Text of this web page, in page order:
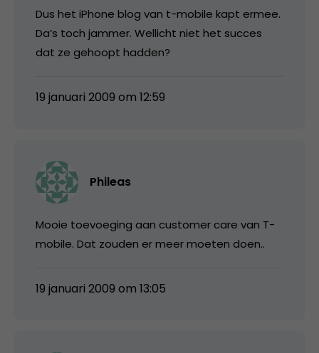
Dus het iPhone blog van t-mobile kapt ermee.
Da’s toch jammer. Wellicht niet het succes
dat ze gehoopt hadden?
19 januari 2009 om 12:59
Phileas
Mooie toevoeging aan customer care van T-
mobile. Dat zouden er meer moeten doen..
19 januari 2009 om 13:05